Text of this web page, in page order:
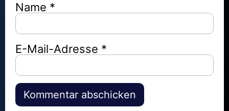
Name *
E-Mail-Adresse *